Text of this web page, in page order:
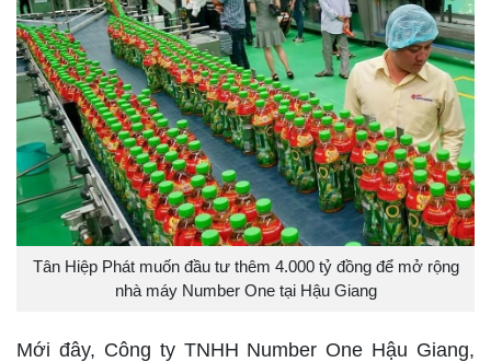
Tân Hiệp Phát muốn đầu tư thêm 4.000 tỷ đồng để mở rộng
nhà máy Number One tại Hậu Giang
Mới đây, Công ty TNHH Number One Hậu Giang,